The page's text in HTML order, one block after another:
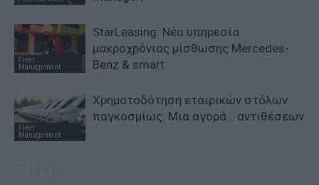
Fleet
Management
StarLeasing: Νέα υπηρεσία
μακροχρόνιας μίσθωσης Mercedes-
Benz & smart
Fleet
Management
Χρηματοδότηση εταιρικών στόλων
παγκοσμίως: Μια αγορά… αντιθέσεων